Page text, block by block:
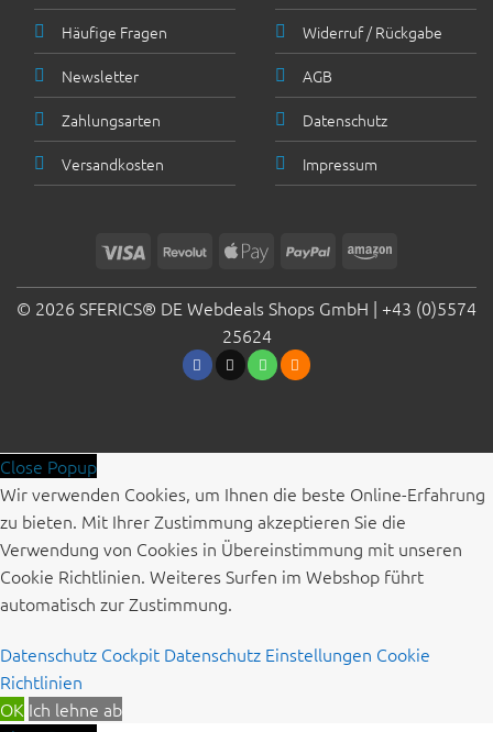
Häufige Fragen
Newsletter
Zahlungsarten
Versandkosten
Widerruf / Rückgabe
AGB
Datenschutz
Impressum
Visa Revolut Apple
PayPal
© 2026 SFERICS® DE Webdeals Shops GmbH | +43 (0)5574
25624
Close Popup
Wir verwenden Cookies, um Ihnen die beste Online-Erfahrung
zu bieten. Mit Ihrer Zustimmung akzeptieren Sie die
Verwendung von Cookies in Übereinstimmung mit unseren
Cookie Richtlinien. Weiteres Surfen im Webshop führt
automatisch zur Zustimmung.
Datenschutz Cockpit Datenschutz Einstellungen Cookie
Richtlinien
OK Ich lehne ab